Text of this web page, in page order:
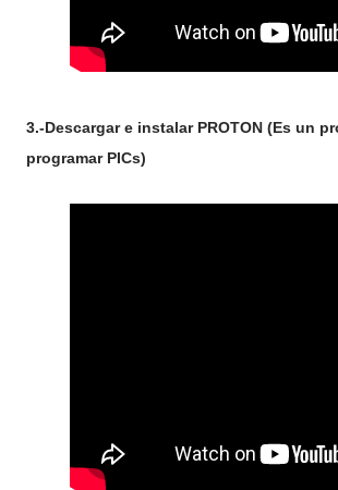
3.-Descargar e instalar PROTON (Es un
programar PICs)